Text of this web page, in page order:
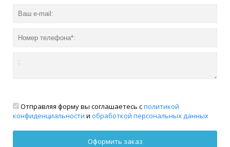
Отправляя форму вы соглашаетесь сполитикой
конфиденциальности и обработкой персональных данных